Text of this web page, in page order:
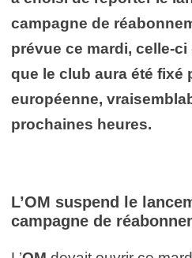
campagne de
prévue ce mardi, celle-
que le club aura été fixé
européenne,
prochaines heures.
L’OM suspend le
campagne de